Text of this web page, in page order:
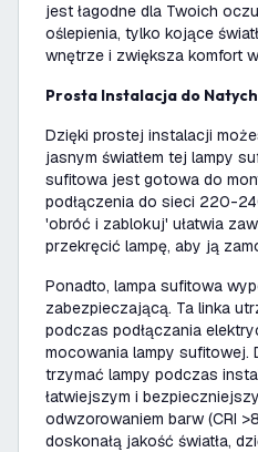
jest łagodne dla Twoich
oślepienia, tylko kojące
wnętrze i zwiększa komfort
Prosta Instalacja do
Dzięki prostej instalacji
jasnym światłem tej lampy
sufitowa jest gotowa do
podłączenia do sieci 220-
'obróć i zablokuj' ułatwia
przekręcić lampę, aby ją
Ponadto, lampa sufitowa
zabezpieczającą. Ta linka
podczas podłączania
mocowania lampy sufitowej.
trzymać lampy podczas
łatwiejszym i
odwzorowaniem barw (CRI
doskonałą jakość światła,